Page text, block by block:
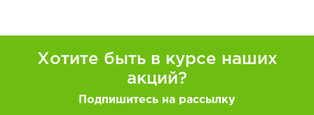
Хотите быть в курсе наших
акций?
Подпишитесь на рассылку